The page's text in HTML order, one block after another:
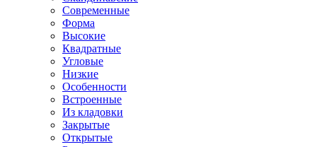
Современные
Форма
Высокие
Квадратные
Угловые
Низкие
Особенности
Встроенные
Из кладовки
Закрытые
Открытые